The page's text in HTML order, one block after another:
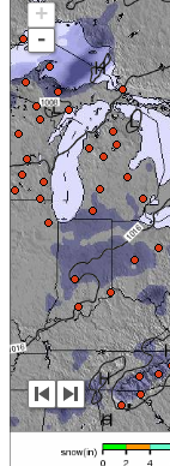
+
-